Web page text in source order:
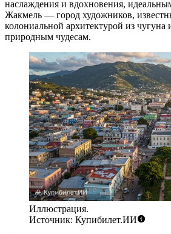
наслаждения и вдохновения,
Жакмель — город художников,
колониальной архитектурой из чугуна
природным чудесам.
Иллюстрация.
Источник: Купибилет.ИИ